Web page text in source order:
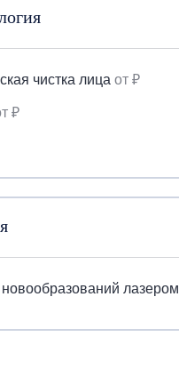
чистка лица от ₽
₽
лазером